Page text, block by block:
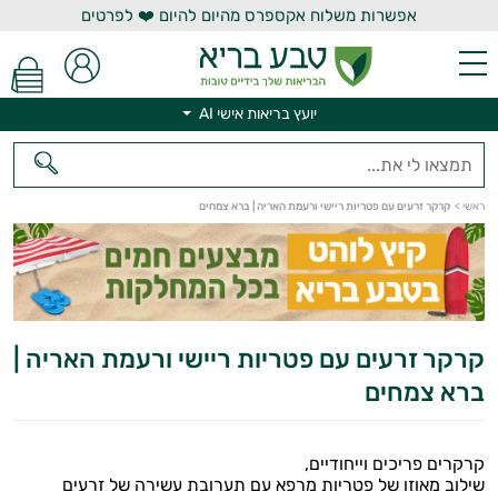
אפשרות משלוח אקספרס מהיום להיום ❤️ לפרטים
יועץ בריאות אישי AI
ראשי > קרקר זרעים עם פטריות ריישי ורעמת האריה | ברא צמחים
קרקר זרעים עם פטריות ריישי ורעמת האריה |
ברא צמחים
קרקרים פריכים וייחודיים,
שילוב מאוזן של פטריות מרפא עם תערובת עשירה של זרעים
יועץ בריאות אישי AI